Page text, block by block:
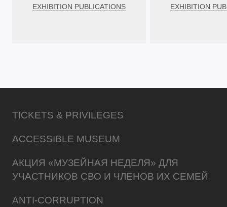
EXHIBITION PUBLICATIONS
EXHIBITION
TICKETS & PRIVILEGES
ACCESSIBLE MUSEUM
АКЦИЯ «МУЗЕЙНАЯ НЕДЕЛЯ» ДЛЯ
УЧАСТНИКОВ СВО И ЧЛЕНОВ ИХ СЕМЕЙ
ANTI-CORRUPTION